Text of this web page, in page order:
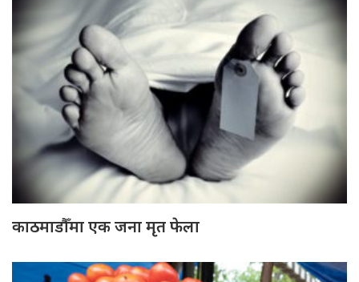
काठमाडौँमा एक जना मृत फेला